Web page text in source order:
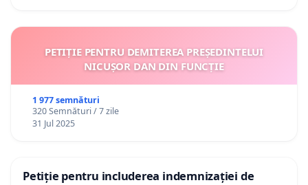
PETIȚIE PENTRU DEMITEREA PREȘEDINTELUI
NICUȘOR DAN DIN FUNCȚIE
1 977 semnături
320 Semnături / 7 zile
31 Jul 2025
Petiție pentru includerea indemnizației de